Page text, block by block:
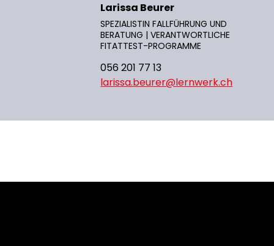
Larissa Beurer
SPEZIALISTIN FALLFÜHRUNG UND
BERATUNG | VERANTWORTLICHE
FITATTEST-PROGRAMME
056 201 77 13
larissa.beurer@lernwerk.ch